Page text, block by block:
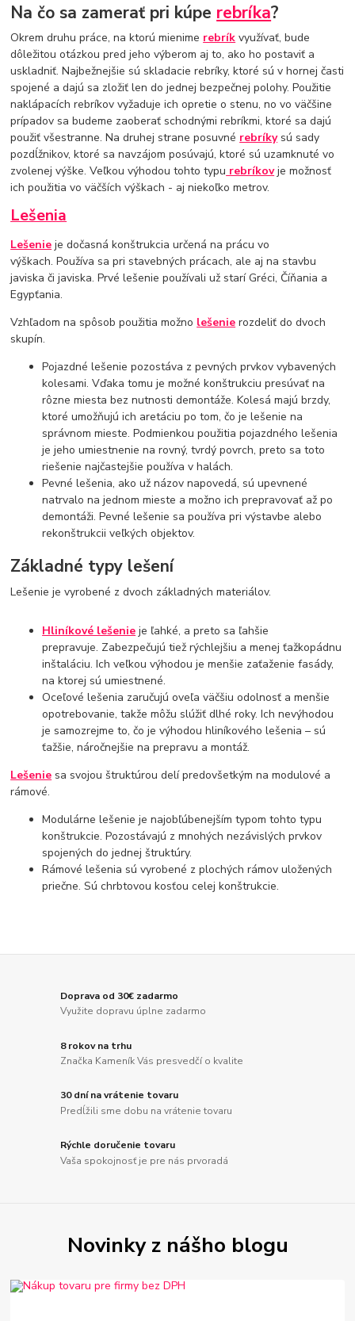
Na čo sa zamerať pri kúpe rebríka?
Okrem druhu práce, na ktorú mienime rebrík využívať, bude
dôležitou otázkou pred jeho výberom aj to, ako ho postaviť a
uskladniť. Najbežnejšie sú skladacie rebríky, ktoré sú v hornej časti
spojené a dajú sa zložiť len do jednej bezpečnej polohy. Použitie
naklápacích rebríkov vyžaduje ich opretie o stenu, no vo väčšine
prípadov sa budeme zaoberať schodnými rebríkmi, ktoré sa dajú
použiť všestranne. Na druhej strane posuvné rebríkysú sady
pozdĺžnikov, ktoré sa navzájom posúvajú, ktoré sú uzamknuté vo
zvolenej výške. Veľkou výhodou tohto typu rebríkovje možnosť
ich použitia vo väčších výškach - aj niekoľko metrov.
Lešenia
Lešenie je dočasná konštrukcia určená na prácu vo
výškach. Používa sa pri stavebných prácach, ale aj na stavbu
javiska či javiska. Prvé lešenie používali už starí Gréci, Číňania a
Egypťania.
Vzhľadom na spôsob použitia možno lešenie rozdeliť do dvoch
skupín.
Pojazdné lešenie pozostáva z pevných prvkov vybavených
kolesami. Vďaka tomu je možné konštrukciu presúvať na
rôzne miesta bez nutnosti demontáže. Kolesá majú brzdy,
ktoré umožňujú ich aretáciu po tom, čo je lešenie na
správnom mieste. Podmienkou použitia pojazdného lešenia
je jeho umiestnenie na rovný, tvrdý povrch, preto sa toto
riešenie najčastejšie používa v halách.
Pevné lešenia, ako už názov napovedá, sú upevnené
natrvalo na jednom mieste a možno ich prepravovať až po
demontáži. Pevné lešenie sa používa pri výstavbe alebo
rekonštrukcii veľkých objektov.
Základné typy lešení
Lešenie je vyrobené z dvoch základných materiálov.
Hliníkové lešenie je ľahké, a preto sa ľahšie
prepravuje. Zabezpečujú tiež rýchlejšiu a menej ťažkopádnu
inštaláciu. Ich veľkou výhodou je menšie zaťaženie fasády,
na ktorej sú umiestnené.
Oceľové lešenia zaručujú oveľa väčšiu odolnosť a menšie
opotrebovanie, takže môžu slúžiť dlhé roky. Ich nevýhodou
je samozrejme to, čo je výhodou hliníkového lešenia – sú
ťažšie, náročnejšie na prepravu a montáž.
Lešenie sa svojou štruktúrou delí predovšetkým na modulové a
rámové.
Modulárne lešenie je najobľúbenejším typom tohto typu
konštrukcie. Pozostávajú z mnohých nezávislých prvkov
spojených do jednej štruktúry.
Rámové lešenia sú vyrobené z plochých rámov uložených
priečne. Sú chrbtovou kosťou celej konštrukcie.
Doprava od 30€ zadarmo
Využite dopravu úplne zadarmo
8 rokov na trhu
Značka Kameník Vás presvedčí o kvalite
30 dní na vrátenie tovaru
Predĺžili sme dobu na vrátenie tovaru
Rýchle doručenie tovaru
Vaša spokojnosť je pre nás prvoradá
Novinky z nášho blogu